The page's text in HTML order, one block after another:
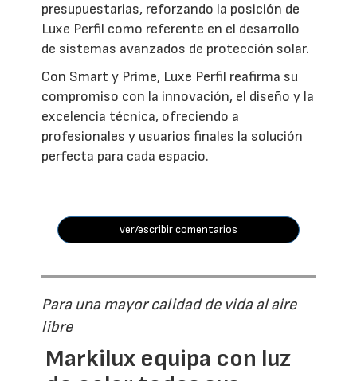
presupuestarias, reforzando la posición de
Luxe Perfil como referente en el desarrollo
de sistemas avanzados de protección solar.
Con Smart y Prime, Luxe Perfil reafirma su
compromiso con la innovación, el diseño y la
excelencia técnica, ofreciendo a
profesionales y usuarios finales la solución
perfecta para cada espacio.
ver/escribir comentarios
Para una mayor calidad de vida al aire
libre
Markilux equipa con luz